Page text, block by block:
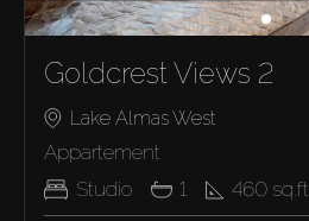
Goldcrest Views 2
Lake Almas West
Appartement
Studio
1 460 sq.ft